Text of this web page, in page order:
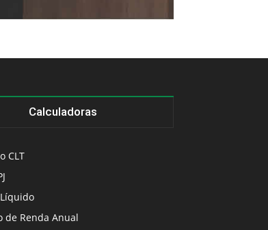
Calculadoras
CLT
de Renda Anual